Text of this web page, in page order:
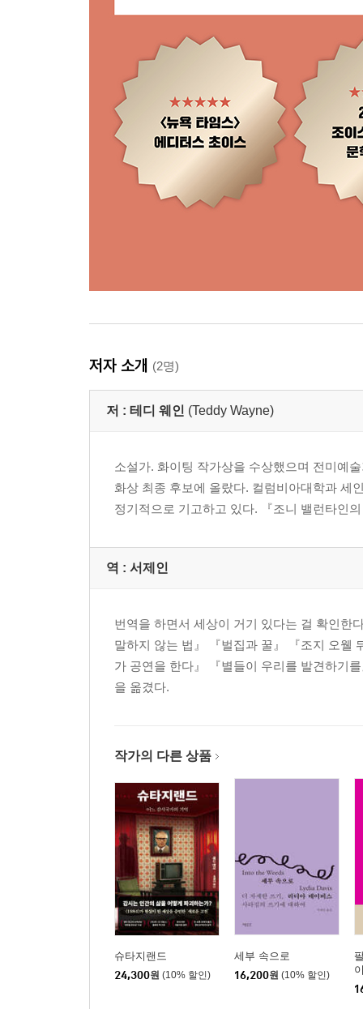
저자 소개 (2명)
저 : 테디 웨인 (Teddy Wayne)
소설가. 화이팅 작가상을 수상했으며 전미예
화상 최종 후보에 올랐다. 컬럼비아대학과 세
정기적으로 기고하고 있다. 『조니 밸런타인
역 : 서제인
번역을 하면서 세상이 거기 있다는 걸 확인한
말하지 않는 법』 『벌집과 꿀』 『조지 오웰
가 공연을 한다』 『별들이 우리를 발견하기
을 옮겼다.
작가의 다른 상품
슈타지랜드
24,300원 (10% 할인)
세부 속으로
16,200원 (10% 할인)